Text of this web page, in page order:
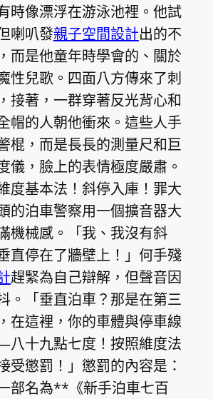
時像漂浮在游泳池裡。他試
喇叭發親子空間設計出的不
而是他童年時學會的、關於
性兒歌。四面八方傳來了刺
接著，一群穿著反光背心和
帽的人朝他衝來。這些人手
棍，而是長長的測量尺和巨
儀，臉上的表情極度嚴肅。
度基本法！斜停入庫！罪大
的泊車警察用一個擴音器大
機械感。「我、我沒有斜
直停在了牆壁上！」何手殘
趕緊為自己辯解，但聲音因
。「垂直泊車？那是在第三
在這裡，你的車體與停車線
十九點七度！按照維度法
受懲罰！」懲罰的內容是：
部名為**《新手泊車七百